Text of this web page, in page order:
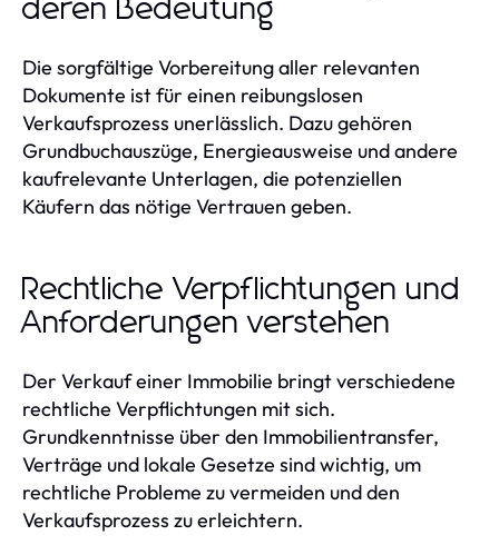
deren Bedeutung
Die sorgfältige Vorbereitung aller relevanten
Dokumente ist für einen reibungslosen
Verkaufsprozess unerlässlich. Dazu gehören
Grundbuchauszüge, Energieausweise und andere
kaufrelevante Unterlagen, die potenziellen
Käufern das nötige Vertrauen geben.
Rechtliche Verpflichtungen und
Anforderungen verstehen
Der Verkauf einer Immobilie bringt verschiedene
rechtliche Verpflichtungen mit sich.
Grundkenntnisse über den Immobilientransfer,
Verträge und lokale Gesetze sind wichtig, um
rechtliche Probleme zu vermeiden und den
Verkaufsprozess zu erleichtern.